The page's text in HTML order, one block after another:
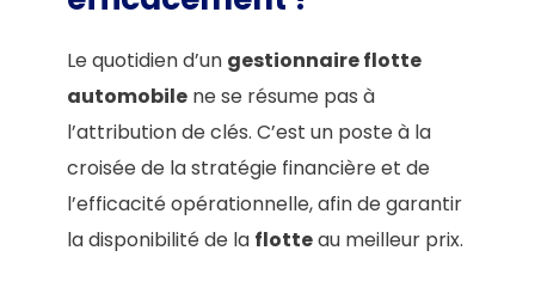
Le quotidien d’un gestionnaire flotte
automobile ne se résume pas à
l’attribution de clés. C’est un poste à la
croisée de la stratégie financière et de
l’efficacité opérationnelle, afin de garantir
la disponibilité de la flotteau meilleur prix.